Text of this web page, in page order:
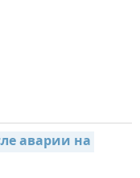
аварии на